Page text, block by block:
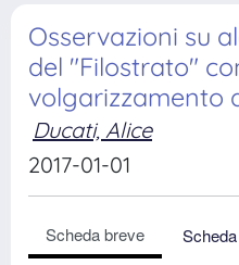
Osservazioni su
del "Filostrato"
volgarizzamento
Ducati, Alice
2017-01-01
Scheda breve